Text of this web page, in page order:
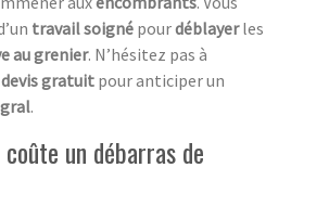
travail soigné pourdéblayerles
au grenier. N’hésitez pas à
devis gratuit pour anticiper un
.
un débarras de